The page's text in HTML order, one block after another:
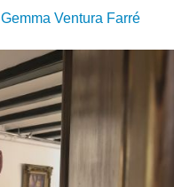
Gemma Ventura Farré